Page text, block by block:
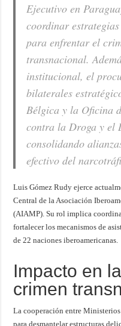
Ejecutivo en
coordinar
para enfrentar el
transnacional.
institucional, el
bilaterales
Bélgica y la Oficina
contra la Droga y el
consolidando
efectivo del
Luis Gómez Rudy ejerce
Central de la Asociación
(AIAMP). Su rol implica
fortalecer los mecanismos de
de 22 naciones iberoamericanas.
Impacto en
crimen
La cooperación entre
para desmantelar estructuras